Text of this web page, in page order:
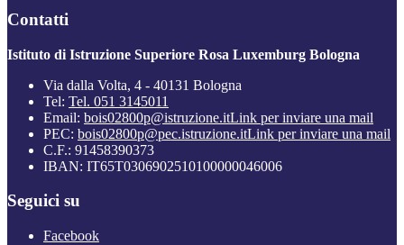
Contatti
Istituto di Istruzione Superiore Rosa Luxemburg Bologna
Via dalla Volta, 4 - 40131 Bologna
Tel: Tel. 051 3145011
Email: bois02800p@istruzione.itLink per inviare una mail
PEC: bois02800p@pec.istruzione.itLink per inviare una mail
C.F.: 91458390373
IBAN: IT65T0306902510100000046006
Seguici su
Facebook